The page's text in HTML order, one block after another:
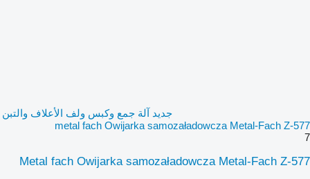
جديد آلة جمع وكبس ولف الأعلاف والتبن
metal fach Owijarka samozaładowcza Metal-Fach Z-577
7
Metal fach Owijarka samozaładowcza Metal-Fach Z-577